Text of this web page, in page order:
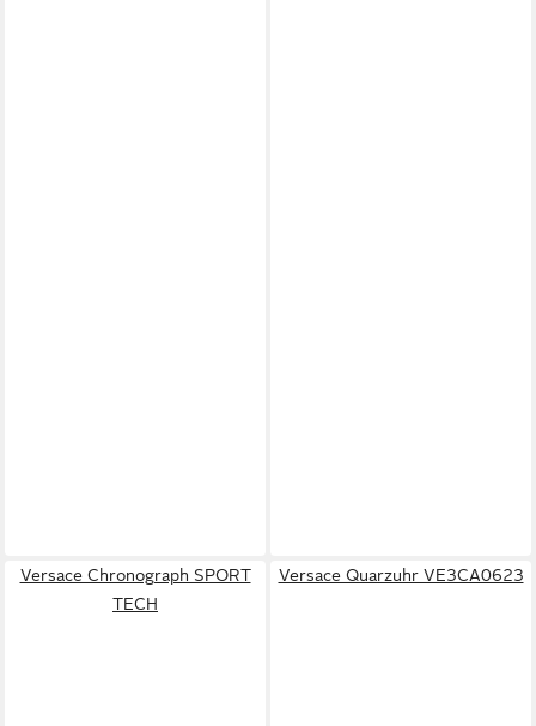
Versace Chronograph SPORT
TECH
Versace Quarzuhr VE3CA0623